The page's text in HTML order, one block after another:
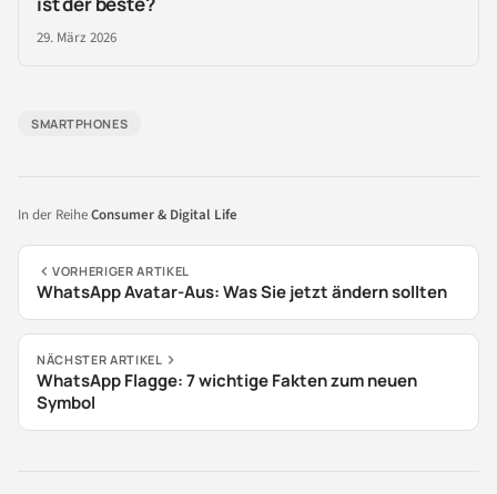
29. März 2026
SMARTPHONES
In der ReiheConsumer & Digital Life
VORHERIGER ARTIKEL
WhatsApp Avatar-Aus: Was Sie jetzt ändern sollten
NÄCHSTER ARTIKEL
WhatsApp Flagge: 7 wichtige Fakten zum neuen
Symbol